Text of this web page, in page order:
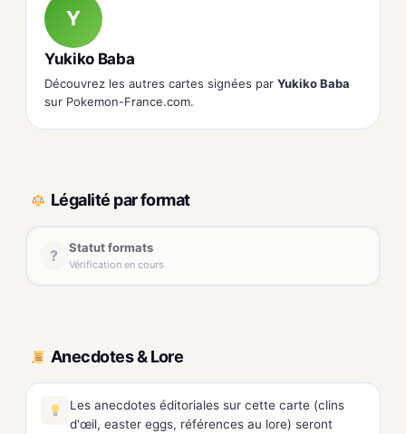
Y
Yukiko Baba
Découvrez les autres cartes signées par Yukiko Baba
sur Pokemon-France.com.
Légalité par format
? Statut formats
Vérification en cours
Anecdotes & Lore
Les anecdotes éditoriales sur cette carte (clins
d'œil, easter eggs, références au lore) seront